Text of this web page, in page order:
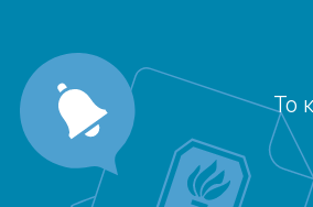
Το